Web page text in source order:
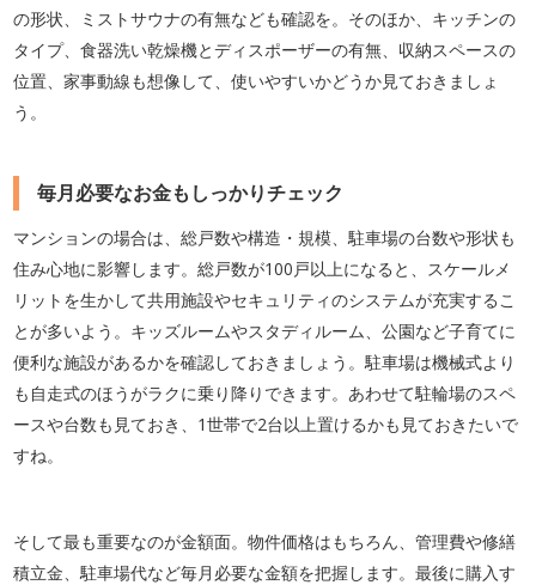
の形状、ミストサウナの有無なども確認を。そのほか、キッチンの
タイプ、食器洗い乾燥機とディスポーザーの有無、収納スペースの
位置、家事動線も想像して、使いやすいかどうか見ておきましょ
う。
毎月必要なお金もしっかりチェック
マンションの場合は、総戸数や構造・規模、駐車場の台数や形状も
住み心地に影響します。総戸数が100戸以上になると、スケールメ
リットを生かして共用施設やセキュリティのシステムが充実するこ
とが多いよう。キッズルームやスタディルーム、公園など子育てに
便利な施設があるかを確認しておきましょう。駐車場は機械式より
も自走式のほうがラクに乗り降りできます。あわせて駐輪場のスペ
ースや台数も見ておき、1世帯で2台以上置けるかも見ておきたいで
すね。
そして最も重要なのが金額面。物件価格はもちろん、管理費や修繕
積立金、駐車場代など毎月必要な金額を把握します。最後に購入す